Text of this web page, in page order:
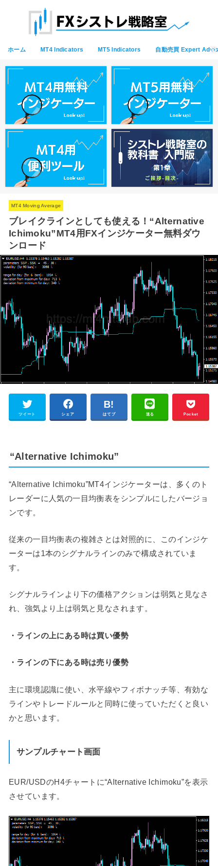
ホーム MT4 Indicators MT5 Indicators 自動売買 Expert
MT4 Moving Average
ブレイクラインとしても使える！“Alternative
Ichimoku”MT4用FXインジケーター無料ダウ
ンロード
ツイート シェア はてブ 送る Pocket
“Alternative Ichimoku”
“Alternative Ichimoku”MT4インジケーターは、多くのト
レーダーに人気の一目均衡表をシンプルにしたバージョ
ンです。
従来の一目均衡表の複雑さとは対照的に、このインジケ
ーターは1本のシグナルラインのみで構成されていま
す。
シグナルラインより下の価格アクションは弱気と見なさ
れ、強気より上は弱気と見なされます。
・ラインの上にある時は買い優勢
・ラインの下にある時は売り優勢
主に環境認識に使い、水平線やフィボナッチ等、有効な
ラインやトレードルールと同時に使っていただくと良い
かと思います。
サンプルチャート画面
EUR/USDのH4チャートに“Alternative Ichimoku”を表示
させています。